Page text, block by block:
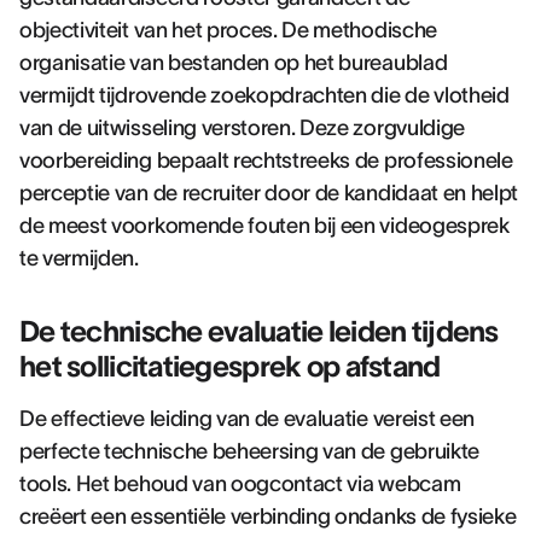
objectiviteit van het proces. De methodische
organisatie van bestanden op het bureaublad
vermijdt tijdrovende zoekopdrachten die de vlotheid
van de uitwisseling verstoren. Deze zorgvuldige
voorbereiding bepaalt rechtstreeks de professionele
perceptie van de recruiter door de kandidaat en helpt
de meest voorkomende fouten bij een videogesprek
te vermijden.
De technische evaluatie leiden tijdens
het sollicitatiegesprek op afstand
De effectieve leiding van de evaluatie vereist een
perfecte technische beheersing van de gebruikte
tools. Het behoud van oogcontact via webcam
creëert een essentiële verbinding ondanks de fysieke